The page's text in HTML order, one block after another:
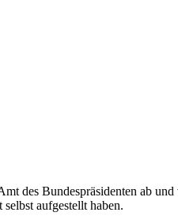
des Bundespräsidenten ab
aufgestellt haben.